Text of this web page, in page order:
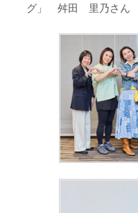
グ」 舛田 里乃さん